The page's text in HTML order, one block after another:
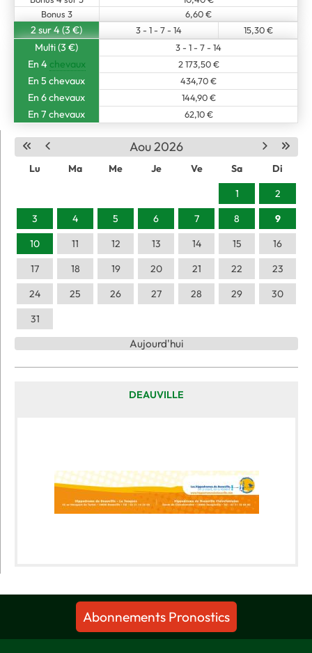
Aou 2026
Lu Ma Me Je Ve Sa
Di
1
2
3
4 5 6 7 8
9
10
11 12 13 14 15
16
17
18 19 20 21 22
23
24
25 26 27 28 29
30
31
Aujourd'hui
DEAUVILLE
Bonus 3
6,60 €
2 sur 4 (3 €) 3 - 1 - 7 - 14 15,30 €
Multi (3 €) 3 - 1 - 7 - 14
En 4 chevaux 2 173,50 €
En 5 chevaux 434,70 €
En 6 chevaux 144,90 €
En 7 chevaux 62,10 €
Abonnements Pronostics